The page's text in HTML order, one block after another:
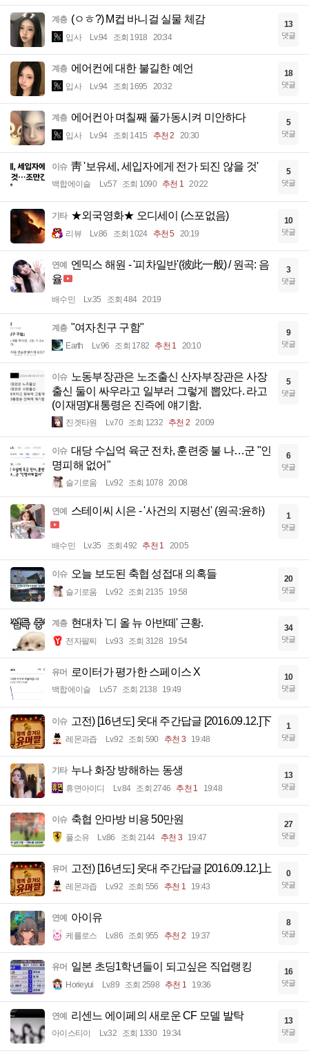
계층 (ㅇㅎ?) M컵 바니걸 실물 체감
입사 Lv.94 조회 1918 20:34
13
댓글
계층 에어컨에 대한 불길한 예언
입사 Lv.94 조회 1695 20:32
18
댓글
계층 에어컨아 며칠째 풀가동시켜 미안하다
입사 Lv.94 조회 1415 추천 2 20:30
5
댓글
이슈 靑 '보유세, 세입자에게 전가 되진 않을 것'
백합에이슬 Lv.57 조회 1090 추천 1 20:22
5
댓글
기타 ★외국영화★ 오디세이 (스포없음)
리뷰 Lv.86 조회 1024 추천 5 20:19
10
댓글
연예
엔믹스 해원 - '피차일반'(彼此一般) / 원곡: 음
율
배수민 Lv.35 조회 484 20:19
3
댓글
계층 "여자친구 구함"
Earth Lv.96 조회 1782 추천 1 20:10
9
댓글
이슈 노동부장관은 노조출신 산자부장관은 사장
출신 둘이 싸우라고 일부러 그렇게 뽑았다. 라고
(이재명)대통령은 진즉에 얘기함.
진겟타원 Lv.70 조회 1232 추천 2 20:09
5
댓글
이슈 대당 수십억 육군 전차, 훈련중 불 나…군 "인
명피해 없어"
슬기로움 Lv.92 조회 1078 20:08
6
댓글
연예 스테이씨 시은 - '사건의 지평선' (원곡:윤하)
배수민 Lv.35 조회 492 추천 1 20:05
1
댓글
이슈 오늘 보도된 축협 성접대 의혹들
슬기로움 Lv.92 조회 2135 19:58
20
댓글
계층 현대차 '디 올 뉴 아반떼' 근황.
전자팔찌 Lv.93 조회 3128 19:54
34
댓글
유머 로이터가 평가한 스페이스 X
백합에이슬 Lv.57 조회 2138 19:49
10
댓글
이슈 고전) [16년도] 웃대 주간답글 [2016.09.12.]下
레몬과즙 Lv.92 조회 590 추천 3 19:48
1
댓글
기타 누나 화장 방해하는 동생
휴면아이디 Lv.84 조회 2746 추천 1 19:48
13
댓글
이슈 축협 안마방 비용 50만원
풀소유 Lv.86 조회 2144 추천 3 19:47
27
댓글
유머 고전) [16년도] 웃대 주간답글 [2016.09.12.]上
레몬과즙 Lv.92 조회 556 추천 1 19:43
0
댓글
연예 아이유
케를로스 Lv.86 조회 955 추천 2 19:37
8
댓글
유머 일본 초딩1학년들이 되고싶은 직업랭킹
Horieyui Lv.89 조회 2598 추천 1 19:36
16
댓글
연예 리센느 에이페의 새로운 CF 모델 발탁
아이스티이 Lv.32 조회 1330 19:34
13
댓글